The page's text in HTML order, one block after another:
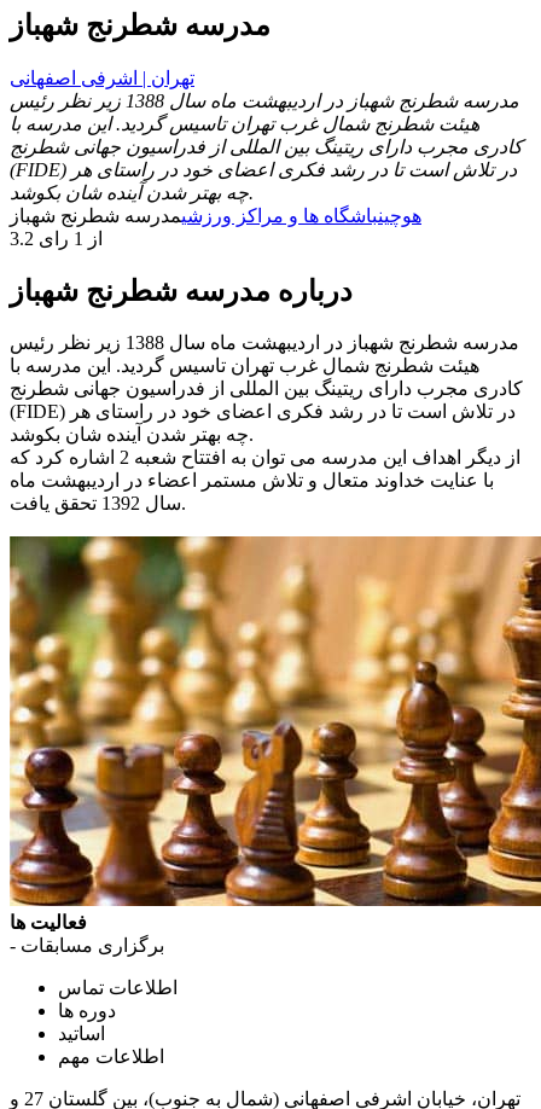
مدرسه شطرنج شهباز
تهران | اشرفی اصفهانی
مدرسه شطرنج شهباز در اردیبهشت ماه سال 1388 زیر نظر رئیس
هیئت شطرنج شمال غرب تهران تاسیس گردید. این مدرسه با
کادری مجرب دارای ریتینگ بین المللی از فدراسیون جهانی شطرنج
(FIDE) در تلاش است تا در رشد فکری اعضای خود در راستای هر
چه بهتر شدن آینده شان بکوشد.
هوچینباشگاه ها و مراکز ورزشیمدرسه شطرنج شهباز
3.2 از 1 رای
درباره مدرسه شطرنج شهباز
مدرسه شطرنج شهباز در اردیبهشت ماه سال 1388 زیر نظر رئیس
هیئت شطرنج شمال غرب تهران تاسیس گردید. این مدرسه با
کادری مجرب دارای ریتینگ بین المللی از فدراسیون جهانی شطرنج
(FIDE) در تلاش است تا در رشد فکری اعضای خود در راستای هر
چه بهتر شدن آینده شان بکوشد.
از دیگر اهداف این مدرسه می توان به افتتاح شعبه 2 اشاره کرد که
با عنایت خداوند متعال و تلاش مستمر اعضاء در اردیبهشت ماه
سال 1392 تحقق یافت.
فعالیت ها
- برگزاری مسابقات
اطلاعات تماس
دوره ها
اساتید
اطلاعات مهم
تهران، خیابان اشرفی اصفهانی (شمال به جنوب)، بین گلستان 27 و